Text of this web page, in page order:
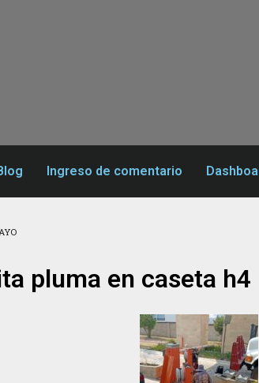
Ingreso de comentario
pluma en caseta h4